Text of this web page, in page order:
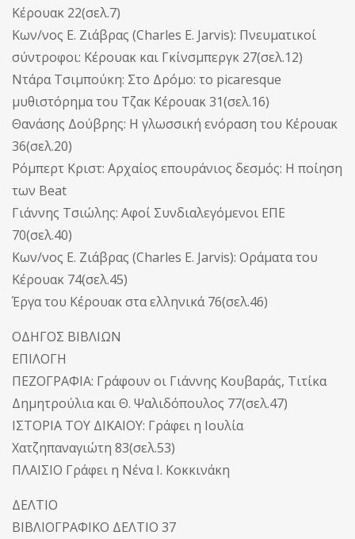
Κέρουακ 22(σελ.7)
Κων/νος Ε. Ζιάβρας (Charles Ε. Jarvis): Πνευματικοί
σύντροφοι: Κέρουακ και Γκίνσμπεργκ 27(σελ.12)
Ντάρα Τσιμπούκη: Στο Δρόμο: το picaresque
μυθιστόρημα του Τζακ Κέρουακ 31(σελ.16)
Θανάσης Δούβρης: Η γλωσσική ενόραση του Κέρουακ
36(σελ.20)
Ρόμπερτ Κριστ: Αρχαίος επουράνιος δεσμός: Η ποίηση
των Beat
Γιάννης Τσιώλης: Αφοί Συνδιαλεγόμενοι ΕΠΕ
70(σελ.40)
Κων/νος Ε. Ζιάβρας (Charles Ε. Jarvis): Οράματα του
Κέρουακ 74(σελ.45)
Έργα του Κέρουακ στα ελληνικά 76(σελ.46)
ΟΔΗΓΟΣ ΒΙΒΛΙΩΝ
ΕΠΙΛΟΓΗ
ΠΕΖΟΓΡΑΦΙΑ: Γράφουν οι Γιάννης Κουβαράς, Τιτίκα
Δημητρούλια και Θ. Ψαλιδόπουλος 77(σελ.47)
ΙΣΤΟΡΙΑ ΤΟΥ ΔΙΚΑΙΟΥ: Γράφει η Ιουλία
Χατζηπαναγιώτη 83(σελ.53)
ΠΛΑΙΣΙΟ Γράφει η Νένα I. Κοκκινάκη
ΔΕΛΤΙΟ
ΒΙΒΛΙΟΓΡΑΦΙΚΟ ΔΕΛΤΙΟ 37